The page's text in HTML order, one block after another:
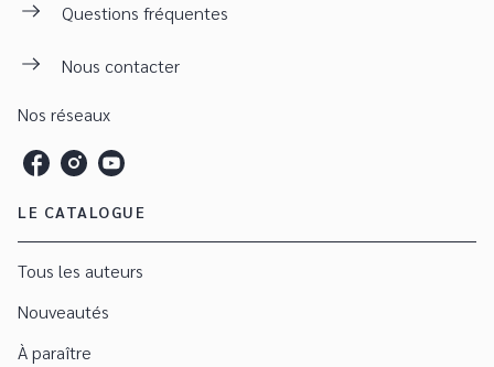
Questions fréquentes
Nous contacter
Nos réseaux
LE CATALOGUE
Tous les auteurs
Nouveautés
À paraître